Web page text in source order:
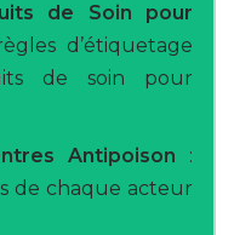
de Soin pour
d’étiquetage
de soin pour
Antipoison :
de chaque acteur